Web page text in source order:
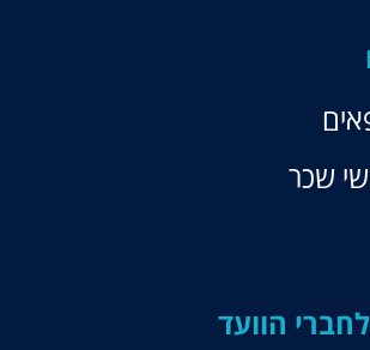
שכר
הוועד